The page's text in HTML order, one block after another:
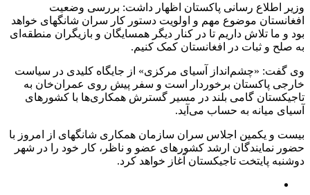
وزیر اطلاع رسانی پاکستان اظهار داشت: بررسی وضعیت
افغانستان موضوع مهم و اولویت دستور کار سران شانگهای خواهد
بود و ما تلاش داریم تا در کنار دیگر همسایگان و بازیگران منطقه‌ای
به صلح و ثبات در افغانستان کمک کنیم.
وی گفت: «چشم‌انداز آسیای مرکزی» از جایگاه کلیدی در سیاست
خارجی پاکستان برخوردار است و سفر پیش روی عمران‌خان به
تاجیکستان گامی بلند در مسیر گسترش همکاری‌ها با کشورهای
آسیای میانه به حساب می‌آید.
بیست و یکمین اجلاس سران سازمان همکاری شانگهای از امروز با
حضور نمایندگان ارشد کشورهای عضو و ناظر، کار خود را در شهر
دوشنبه پایتخت تاجیکستان آغاز خواهد کرد.